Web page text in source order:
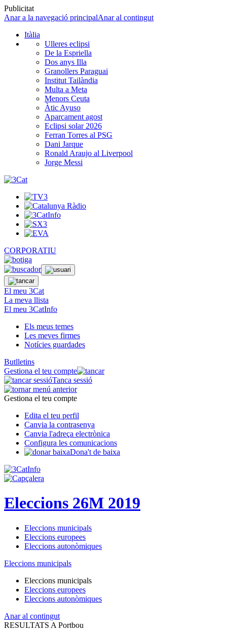
Publicitat
Anar a la navegació principalAnar al contingut
Itàlia
Ulleres eclipsi
De la Espriella
Dos anys Illa
Granollers Paraguai
Institut Tailàndia
Multa a Meta
Menors Ceuta
Àtic Ayuso
Aparcament agost
Eclipsi solar 2026
Ferran Torres al PSG
Dani Jarque
Ronald Araujo al Liverpool
Jorge Messi
CORPORATIU
El meu 3Cat
La meva llista
El meu 3CatInfo
Els meus temes
Les meves firmes
Notícies guardades
Butlletins
Gestiona el teu compte
Tanca sessió
Gestiona el teu compte
Edita el teu perfil
Canvia la contrasenya
Canvia l'adreça electrònica
Configura les comunicacions
Dona't de baixa
Eleccions 26M 2019
Eleccions municipals
Eleccions europees
Eleccions autonòmiques
Eleccions municipals
Eleccions municipals
Eleccions europees
Eleccions autonòmiques
Anar al contingut
RESULTATS A Portbou